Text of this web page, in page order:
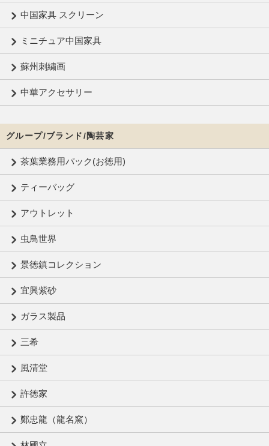
中国家具 スクリーン
ミニチュア中国家具
蘇州刺繍画
中華アクセサリー
グループ/ブランド/陶芸家
茶葉業務用パック(お徳用)
ティーバッグ
アウトレット
虫鳥世界
景徳鎮コレクション
宜興紫砂
ガラス製品
三希
風清堂
許徳家
鄭忠龍（龍名窯）